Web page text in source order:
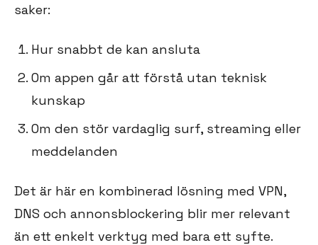
saker:
Hur snabbt de kan ansluta
Om appen går att förstå utan teknisk
kunskap
Om den stör vardaglig surf, streaming eller
meddelanden
Det är här en kombinerad lösning med VPN,
DNS och annonsblockering blir mer relevant
än ett enkelt verktyg med bara ett syfte.